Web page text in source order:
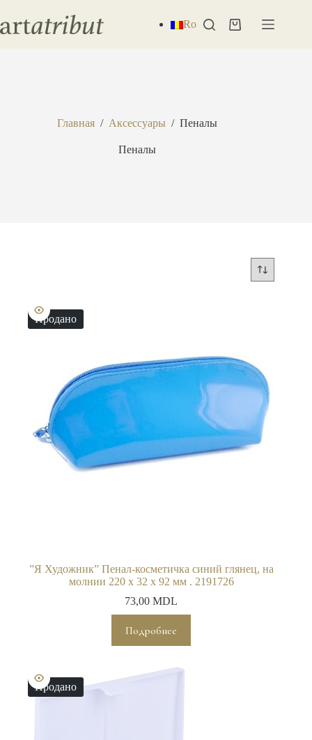
сути
Ro Корзина
Главная / Аксессуары / Пеналы
Пеналы
Продано
”Я Художник” Пенал-косметичка синий глянец, на
молнии 220 х 32 х 92 мм . 2191726
73,00MDL
Подробнее
Продано